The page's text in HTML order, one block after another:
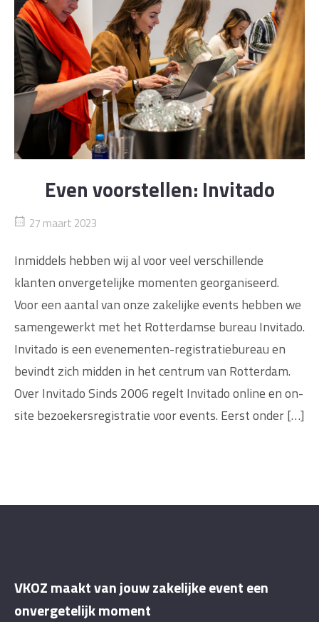
Even voorstellen: Invitado
27 maart 2023
Inmiddels hebben wij al voor veel verschillende
klanten onvergetelijke momenten georganiseerd.
Voor een aantal van onze zakelijke events hebben we
samengewerkt met het Rotterdamse bureau Invitado.
Invitado is een evenementen-registratiebureau en
bevindt zich midden in het centrum van Rotterdam.
Over Invitado Sinds 2006 regelt Invitado online en on-
site bezoekersregistratie voor events. Eerst onder […]
VKOZ maakt van jouw zakelijke event een
onvergetelijk moment